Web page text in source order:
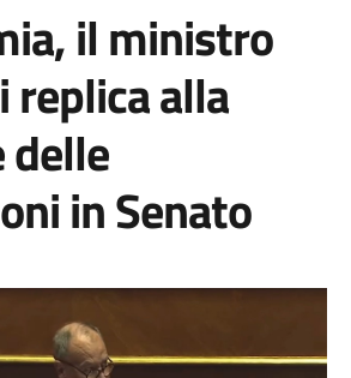
il ministro
replica alla
delle
in Senato